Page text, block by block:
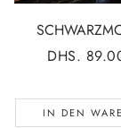
DHS.
IN DEN